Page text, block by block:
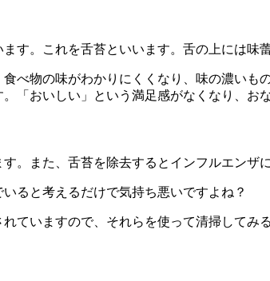
す。これを舌苔といいます。舌の上には味
べ物の味がわかりにくくなり、味の濃い
「おいしい」という満足感がなくなり、お
。また、舌苔を除去するとインフルエンザ
ると考えるだけで気持ち悪いですよね？
ていますので、それらを使って清掃してみ